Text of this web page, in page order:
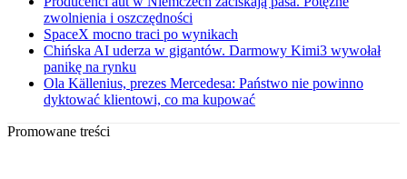
zwolnienia i oszczędności
SpaceX mocno traci po wynikach
Chińska AI uderza w gigantów. Darmowy Kimi3 wywołał
panikę na rynku
Ola Källenius, prezes Mercedesa: Państwo nie powinno
dyktować klientowi, co ma kupować
Promowane treści